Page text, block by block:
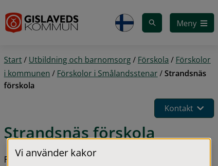
Meny
Start/ Utbildning och barnomsorg/ Förskola / Förskolor
i kommunen / Förskolor i Smålandsstenar/Strandsnäs
förskola
Kontakt
Strandsnäs förskola
Förskolan ligger belägen vid Hörsjöns
Vi använder kakor